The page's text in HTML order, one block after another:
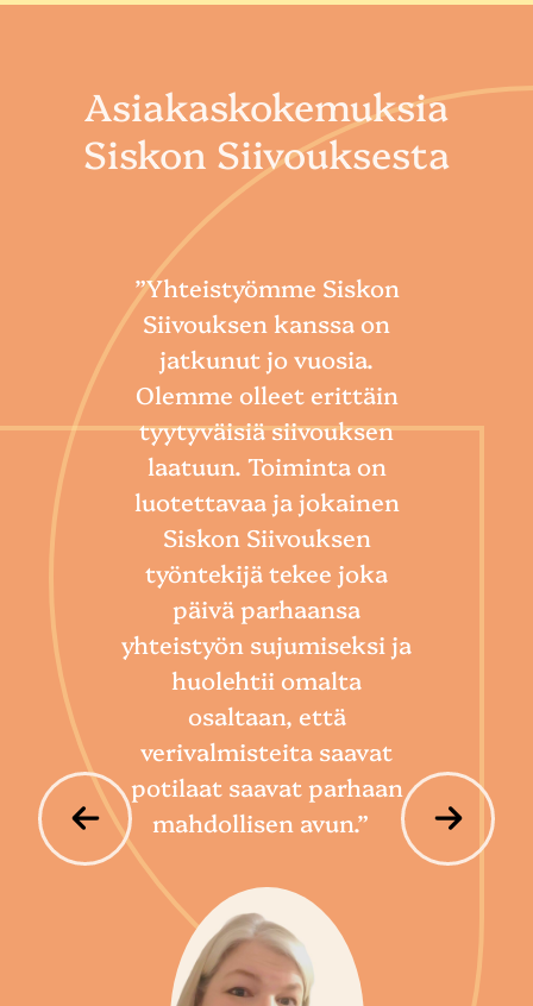
Asiakaskokemuksia
Siskon Siivouksesta
”Yhteistyömme Siskon
Siivouksen kanssa on
jatkunut jo vuosia.
Olemme olleet erittäin
tyytyväisiä siivouksen
laatuun. Toiminta on
luotettavaa ja jokainen
Siskon Siivouksen
työntekijä tekee joka
päivä parhaansa
yhteistyön sujumiseksi ja
huolehtii omalta
osaltaan, että
verivalmisteita saavat
potilaat saavat parhaan
mahdollisen avun.”